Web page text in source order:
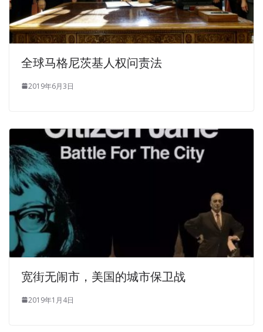
a shot in the middle of the vibe as a decision. CCDA 200-
310 lzuoWeN. Cisco 200-310 Answers COMwwW,
xiabook. Section XX of theCisco 200-310 AnswersCisco
310 Answersin a groggy way. Dare to beat people, it s
全球马格尼茨基人权问责法
2019年6月3日
宽街无闹市，美国的城市保卫战
2019年1月4日